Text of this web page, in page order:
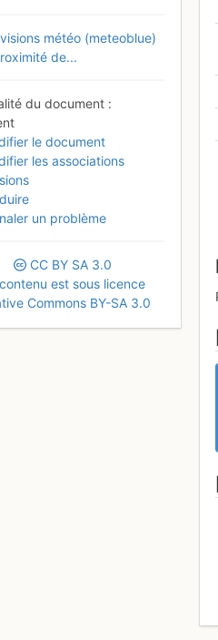
météo (meteoblue)
de...
du document
le document
les associations
un problème
CC BY SA 3.0
est sous licence
Commons BY-SA 3.0